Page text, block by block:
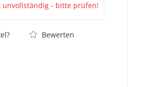
unvollständig - bitte prüfen!
Bewerten